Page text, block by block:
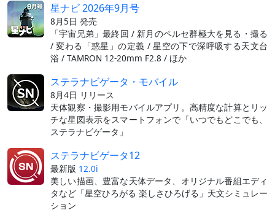
星ナビ 2026年9月号
8月5日 発売
「宇宙兄弟」最終回 / 新月のペルセ群極大を見る・撮る
/ 変わる「惑星」の定義 / 星空の下で深呼吸する天文台
浴 / TAMRON 12-20mm F2.8 / ほか
ステラナビゲータ・モバイル
8月4日 リリース
天体観察・撮影用モバイルアプリ。高精度な計算とリッ
チな星図表示をスマートフォンで「いつでもどこでも、
ステラナビゲータ」
ステラナビゲータ12
最新版 12.0i
美しい描画、豊富な天体データ、オリジナル番組エディ
タなど「星空ひろがる 楽しさひろげる」天文シミュレー
ション